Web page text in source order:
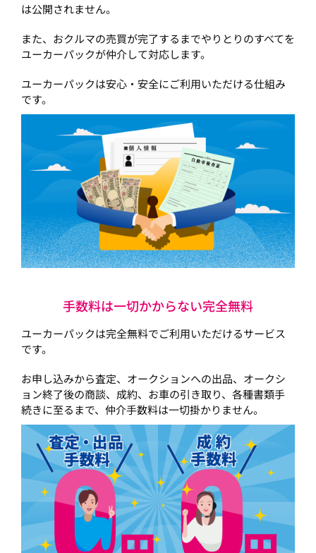
は公開されません。
また、おクルマの売買が完了するまでやりとりのすべてを
ユーカーパックが仲介して対応します。
ユーカーパックは安心・安全にご利用いただける仕組み
です。
手数料は一切かからない完全無料
ユーカーパックは完全無料でご利用いただけるサービス
です。
お申し込みから査定、オークションへの出品、オークシ
ョン終了後の商談、成約、お車の引き取り、各種書類手
続きに至るまで、仲介手数料は一切掛かりません。